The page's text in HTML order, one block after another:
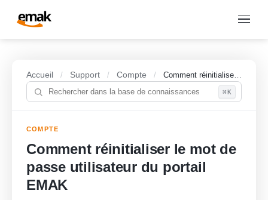
Accueil / Support / Compte / Comment réinitialiser le mot de passe utilisateur du portail EMAK
⌘K
COMPTE
Comment réinitialiser le mot de
passe utilisateur du portail
EMAK